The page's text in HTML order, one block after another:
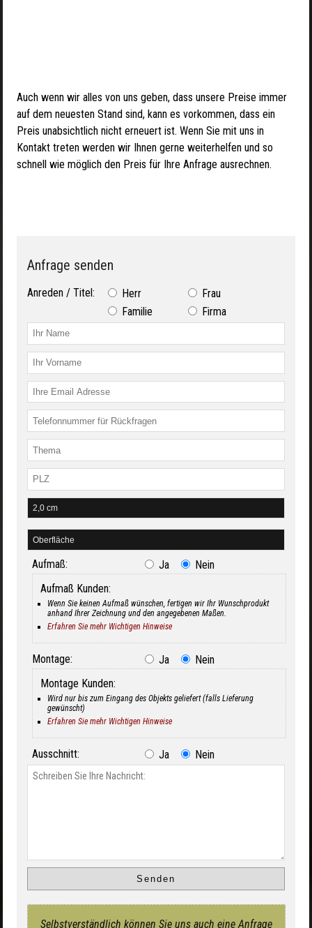
Auch wenn wir alles von uns geben, dass unsere Preise immer
auf dem neuesten Stand sind, kann es vorkommen, dass ein
Preis unabsichtlich nicht erneuert ist. Wenn Sie mit uns in
Kontakt treten werden wir Ihnen gerne weiterhelfen und so
schnell wie möglich den Preis für Ihre Anfrage ausrechnen.
Anfrage senden
Anreden / Titel: Herr
Frau
Familie
Firma
Aufmaß: Ja
Nein
Aufmaß Kunden:
Wenn Sie keinen Aufmaß wünschen, fertigen wir Ihr Wunschprodukt
anhand Ihrer Zeichnung und den angegebenen Maßen.
Erfahren Sie mehr Wichtigen Hinweise
Montage: Ja
Nein
Montage Kunden:
Wird nur bis zum Eingang des Objekts geliefert (falls Lieferung
gewünscht)
Erfahren Sie mehr Wichtigen Hinweise
Ausschnitt: Ja Nein
Selbstverständlich können Sie uns auch eine Anfrage